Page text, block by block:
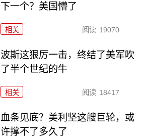
下一个？美国懵了
相关 阅读 19070
波斯这狠厉一击，终结了美军吹
了半个世纪的牛
相关 阅读 18417
血条见底？美利坚这艘巨轮，或
许撑不了多久了